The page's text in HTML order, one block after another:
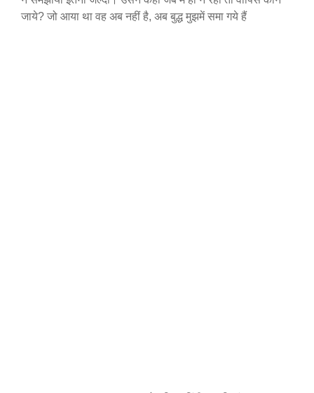
जाये? जो आया था वह अब नहीं है, अब बुद्ध मुझमें समा गये हैं